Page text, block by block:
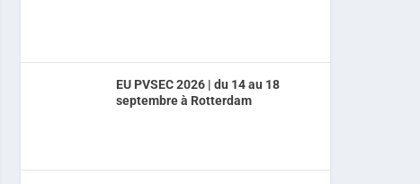
EU PVSEC 2026 | du 14 au 18
septembre à Rotterdam